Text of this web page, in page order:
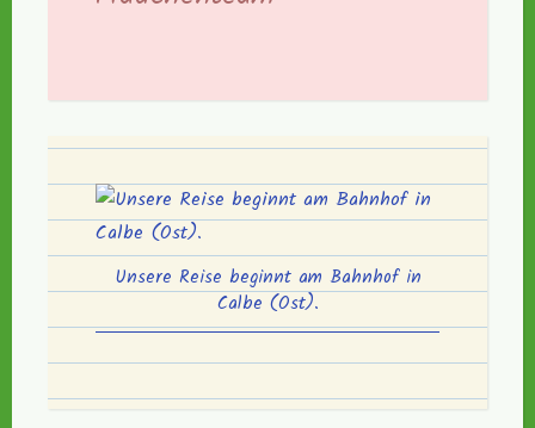
Unsere Reise beginnt am Bahnhof in
Calbe (Ost).